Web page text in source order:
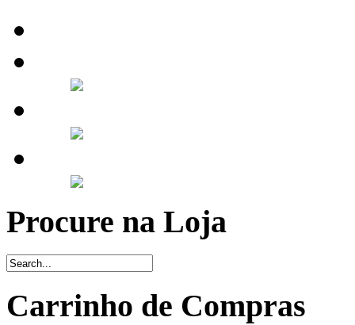
Procure na Loja
Carrinho de Compras